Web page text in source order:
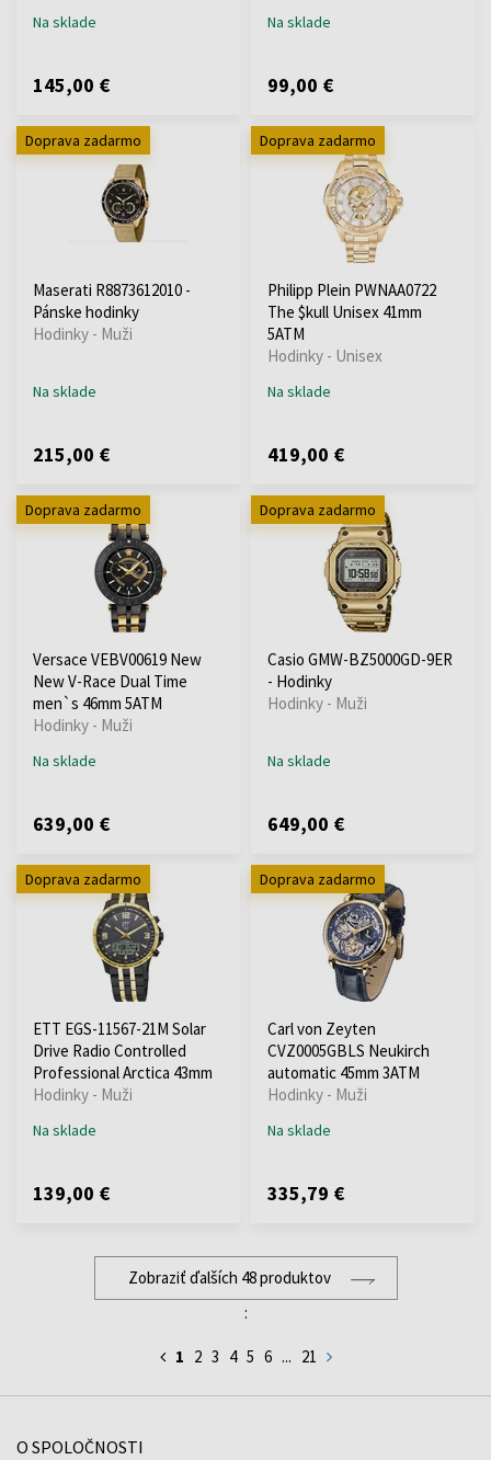
Na sklade
145,00 €
Na sklade
99,00 €
Doprava zadarmo
Maserati R8873612010 -
Pánske hodinky
Hodinky - Muži
Na sklade
215,00 €
Doprava zadarmo
Philipp Plein PWNAA0722
The $kull Unisex 41mm
5ATM
Hodinky - Unisex
Na sklade
419,00 €
Doprava zadarmo
Versace VEBV00619 New
New V-Race Dual Time
men`s 46mm 5ATM
Hodinky - Muži
Na sklade
639,00 €
Doprava zadarmo
Casio GMW-BZ5000GD-9ER
- Hodinky
Hodinky - Muži
Na sklade
649,00 €
Doprava zadarmo
ETT EGS-11567-21M Solar
Drive Radio Controlled
Professional Arctica 43mm
Hodinky - Muži
Na sklade
139,00 €
Doprava zadarmo
Carl von Zeyten
CVZ0005GBLS Neukirch
automatic 45mm 3ATM
Hodinky - Muži
Na sklade
335,79 €
Zobraziť ďalších 48 produktov
:
1 2 3 4 5 6 ... 21
O SPOLOČNOSTI